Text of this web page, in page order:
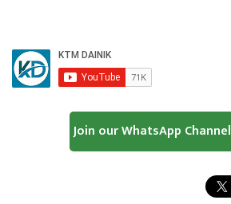
Join our WhatsApp Channel